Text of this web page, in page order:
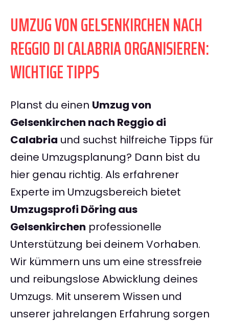
UMZUG VON GELSENKIRCHEN NACH
REGGIO DI CALABRIA ORGANISIEREN:
WICHTIGE TIPPS
Planst du einen Umzug von
Gelsenkirchen nach Reggio di
Calabria und suchst hilfreiche Tipps für
deine Umzugsplanung? Dann bist du
hier genau richtig. Als erfahrener
Experte im Umzugsbereich bietet
Umzugsprofi Döring aus
Gelsenkirchen professionelle
Unterstützung bei deinem Vorhaben.
Wir kümmern uns um eine stressfreie
und reibungslose Abwicklung deines
Umzugs. Mit unserem Wissen und
unserer jahrelangen Erfahrung sorgen